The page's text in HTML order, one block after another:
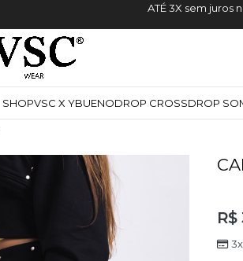
SHOPVSC X YBUENODROP CROSSDROP
R$